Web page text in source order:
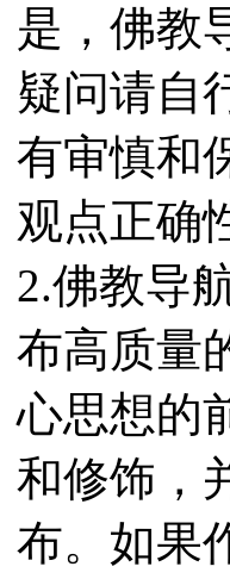
是，佛教
疑问请自
有审慎和
观点正确
2.佛教导
布高质量
心思想的
和修饰，
布。如果